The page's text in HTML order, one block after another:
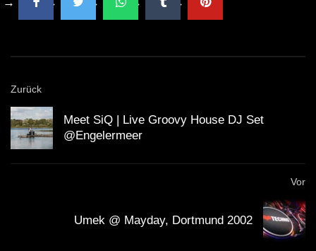
Zurück
Meet SiQ | Live Groovy House DJ Set
@Engelermeer
Vor
Umek @ Mayday, Dortmund 2002